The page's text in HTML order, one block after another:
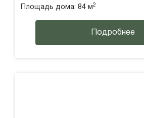
Площадь дома: 84 м 2
Подробнее